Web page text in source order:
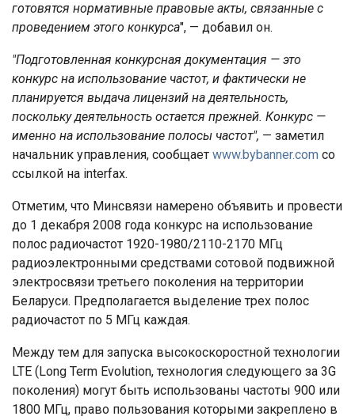
готовятся нормативные правовые акты, связанные с
проведением этого конкурса", — добавил он.
"Подготовленная конкурсная документация — это
конкурс на использование частот, и фактически не
планируется выдача лицензий на деятельность,
поскольку деятельность остается прежней. Конкурс —
именно на использование полосы частот", — заметил
начальник управления, сообщает www.bybanner.com со
ссылкой на interfax.
Отметим, что Минсвязи намерено объявить и провести
до 1 декабря 2008 года конкурс на использование
полос радиочастот 1920-1980/2110-2170 МГц
радиоэлектронными средствами сотовой подвижной
электросвязи третьего поколения на территории
Беларуси. Предполагается выделение трех полос
радиочастот по 5 МГц каждая.
Между тем для запуска высокоскоростной технологии
LTE (Long Term Evolution, технология следующего за 3G
поколения) могут быть использованы частоты 900 или
1800 МГц, право пользования которыми закреплено в